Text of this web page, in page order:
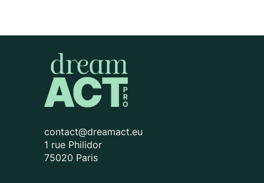
contact@dreamact.eu
1 rue Philidor
75020 Paris